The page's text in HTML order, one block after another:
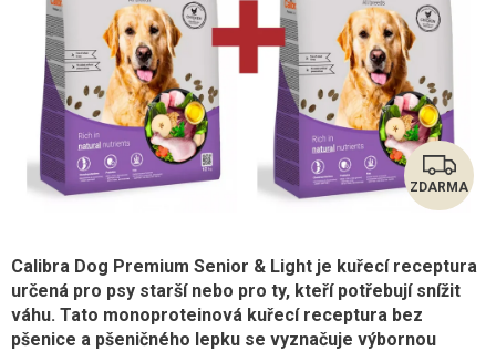
Z
D
A
ZDARMA
Calibra Dog Premium Senior & Light je kuřecí receptura
určená pro psy starší nebo pro ty, kteří potřebují snížit
váhu. Tato monoproteinová kuřecí receptura bez
pšenice a pšeničného lepku se vyznačuje výbornou